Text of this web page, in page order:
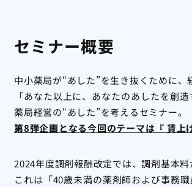
セミナー概要
中小薬局が“あした”を生き抜くために
「あなた以上に、あなたのあしたを創
薬局経営の“あした”を考えるセミナー。
第8弾企画となる今回のテーマは『 賃上
2024年度調剤報酬改定では、調剤基本料
これは「40歳未満の薬剤師および事務